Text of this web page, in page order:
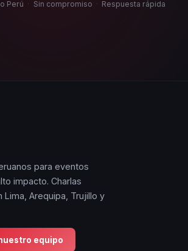
Perú · Sin compromiso · Respuesta rápida
para eventos
impacto. Charlas
Lima, Arequipa, Trujillo y
equipo